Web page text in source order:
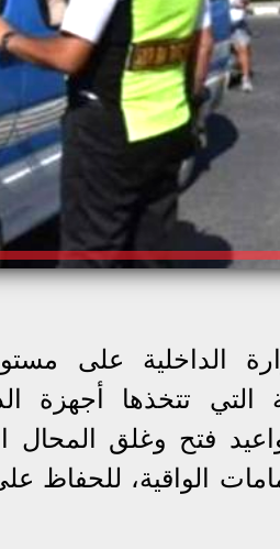
الداخلية على
التي تتخذها
فتح وغلق المحال
الواقية، للحفاظ